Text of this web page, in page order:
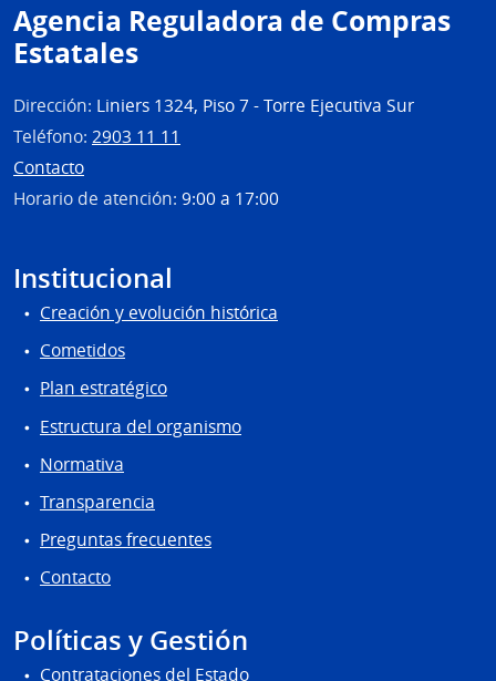
Agencia Reguladora de Compras
Estatales
Dirección: Liniers 1324, Piso 7 - Torre Ejecutiva Sur
Teléfono: 2903 11 11
Contacto
Horario de atención: 9:00 a 17:00
Institucional
Creación y evolución histórica
Cometidos
Plan estratégico
Estructura del organismo
Normativa
Transparencia
Preguntas frecuentes
Contacto
Políticas y Gestión
Contrataciones del Estado